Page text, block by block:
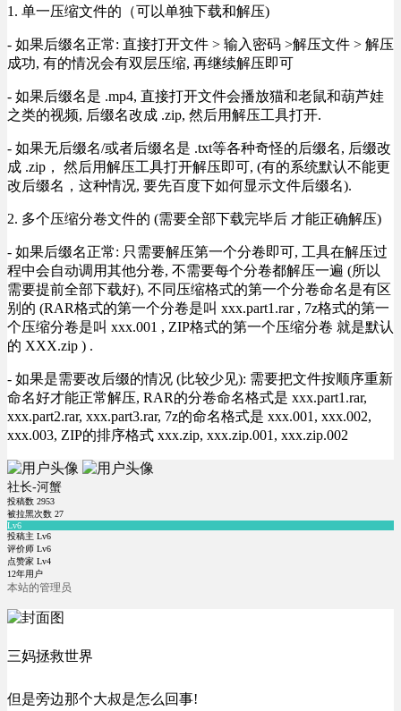
1. 单一压缩文件的（可以单独下载和解压)
- 如果后缀名正常: 直接打开文件 > 输入密码 >解压文件 > 解压
成功, 有的情况会有双层压缩, 再继续解压即可
- 如果后缀名是 .mp4, 直接打开文件会播放猫和老鼠和葫芦娃
之类的视频, 后缀名改成 .zip, 然后用解压工具打开.
- 如果无后缀名/或者后缀名是 .txt等各种奇怪的后缀名, 后缀改
成 .zip， 然后用解压工具打开解压即可, (有的系统默认不能更
改后缀名，这种情况, 要先百度下如何显示文件后缀名).
2. 多个压缩分卷文件的 (需要全部下载完毕后 才能正确解压)
- 如果后缀名正常: 只需要解压第一个分卷即可, 工具在解压过
程中会自动调用其他分卷, 不需要每个分卷都解压一遍 (所以
需要提前全部下载好), 不同压缩格式的第一个分卷命名是有区
别的 (RAR格式的第一个分卷是叫 xxx.part1.rar , 7z格式的第一
个压缩分卷是叫 xxx.001 , ZIP格式的第一个压缩分卷 就是默认
的 XXX.zip ) .
- 如果是需要改后缀的情况 (比较少见): 需要把文件按顺序重新
命名好才能正常解压, RAR的分卷命名格式是 xxx.part1.rar,
xxx.part2.rar, xxx.part3.rar, 7z的命名格式是 xxx.001, xxx.002,
xxx.003, ZIP的排序格式 xxx.zip, xxx.zip.001, xxx.zip.002
社长-河蟹
投稿数 2953
被拉黑次数 27
Lv6
投稿主 Lv6
评价师 Lv6
点赞家 Lv4
12年用户
本站的管理员
三妈拯救世界
但是旁边那个大叔是怎么回事!